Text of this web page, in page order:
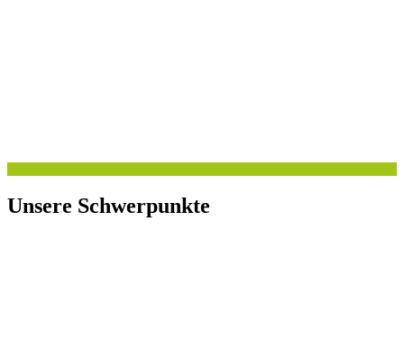
Unsere Schwerpunkte